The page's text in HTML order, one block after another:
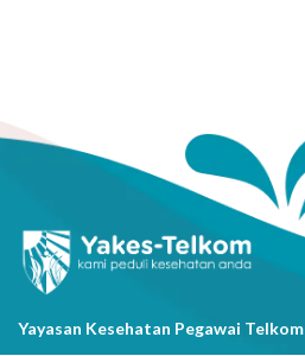
Yayasan Kesehatan Pegawai Telkom